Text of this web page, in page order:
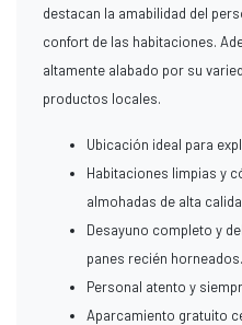
destacan la amabilidad del
confort de las habitaciones.
altamente alabado por su
productos locales.
Ubicación ideal para
Habitaciones limpias y
almohadas de alta
Desayuno completo y
panes recién horneados.
Personal atento y
Aparcamiento gratuito